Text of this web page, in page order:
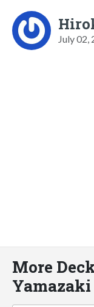
July 02,
More
Yamazaki